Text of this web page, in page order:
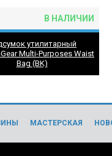
В НАЛИЧИИ
утилитарный
Multi-Purposes Waist
Bag (BK)
МАСТЕРСКАЯ